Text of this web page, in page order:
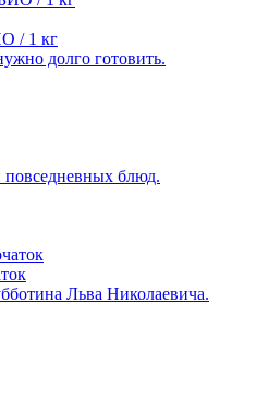
/ 1 кг
долго готовить.
блюд.
Льва Николаевича.